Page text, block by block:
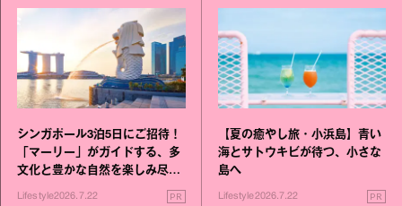
シンガポール3泊5日にご招待！
「マーリー」がガイドする、多
文化と豊かな自然を楽しみ尽く
Lifestyle2026.7.22 PR
【夏の癒やし旅・小浜島】青い
海とサトウキビが待つ、小さな
島へ
Lifestyle2026.7.22 PR